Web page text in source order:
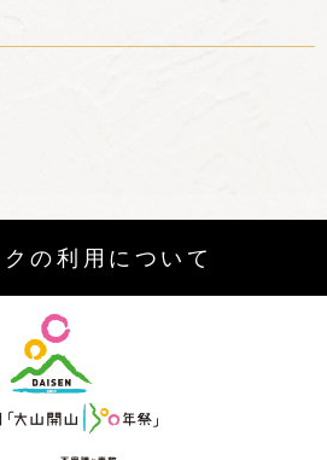
の利用について